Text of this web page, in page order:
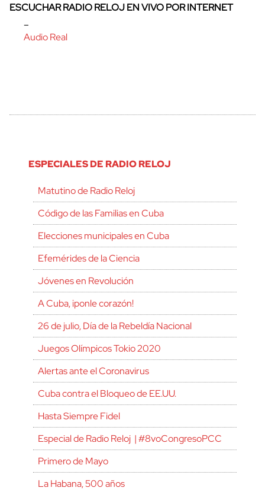
ESCUCHAR RADIO RELOJ EN VIVO POR INTERNET
–
Audio Real
ESPECIALES DE RADIO RELOJ
Matutino de Radio Reloj
Código de las Familias en Cuba
Elecciones municipales en Cuba
Efemérides de la Ciencia
Jóvenes en Revolución
A Cuba, ¡ponle corazón!
26 de julio, Día de la Rebeldía Nacional
Juegos Olímpicos Tokio 2020
Alertas ante el Coronavirus
Cuba contra el Bloqueo de EE.UU.
Hasta Siempre Fidel
Especial de Radio Reloj | #8voCongresoPCC
Primero de Mayo
La Habana, 500 años